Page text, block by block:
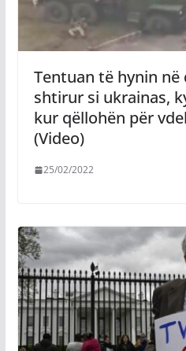
Tentuan të hynin
shtirur si ukrainas,
kur qëllohën për
(Video)
25/02/2022